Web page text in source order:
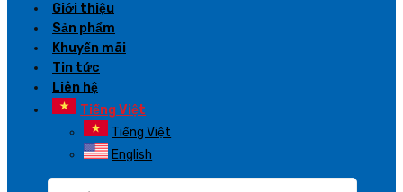
Giới thiệu
Sản phẩm
Khuyến mãi
Tin tức
Liên hệ
Tiếng Việt
Tiếng Việt
English